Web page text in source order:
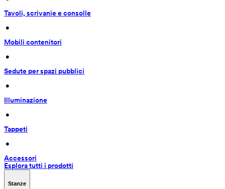
Tavoli, scrivanie e consolle
•
Mobili contenitori
•
Sedute per spazi pubblici
•
Illuminazione
•
Tappeti
•
Accessori
Esplora tutti i prodotti
Stanze